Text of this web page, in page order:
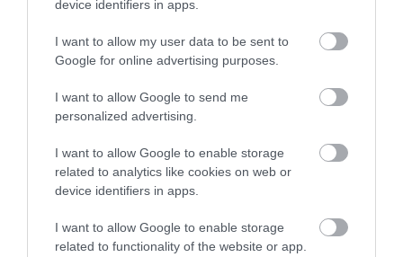
device identifiers in apps.
I want to allow my user data to be sent to
Google for online advertising purposes.
I want to allow Google to send me
personalized advertising.
I want to allow Google to enable storage
related to analytics like cookies on web or
device identifiers in apps.
I want to allow Google to enable storage
related to functionality of the website or app.
01.08.2026 15:06
Αυτό είναι το σύμπτωμα του καρκίνου του
δέρματος που μπορεί να εντοπιστεί στο
κομμωτήριο! – Τι δείχνει νέα έρευνα